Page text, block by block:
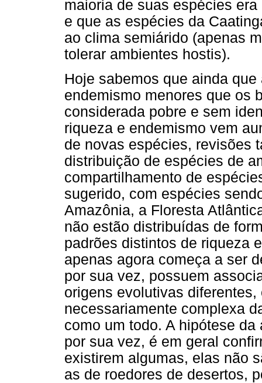
maioria de suas espécies
e que as espécies da
ao clima semiárido (apenas
tolerar ambientes hostis).
Hoje sabemos que ainda
endemismo menores que os
considerada pobre e sem
riqueza e endemismo vem
de novas espécies, revisões
distribuição de espécies de
compartilhamento de
sugerido, com espécies
Amazônia, a Floresta
não estão distribuídas de
padrões distintos de riqueza
apenas agora começa a ser
por sua vez, possuem
origens evolutivas
necessariamente complexa
como um todo. A hipótese
por sua vez, é em geral
existirem algumas, elas não
as de roedores de desertos,